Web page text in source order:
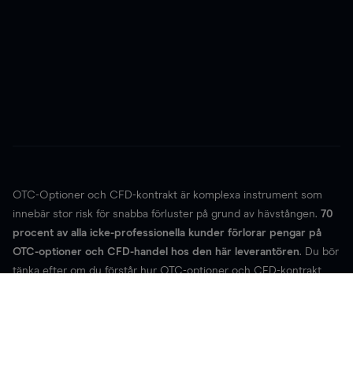
OTC-Optioner och CFD-kontrakt är komplexa instrument som
innebär stor risk för snabba förluster på grund av hävstången. 70
procent av alla icke-professionella kunder förlorar pengar på
OTC-optioner och CFD-handel hos den här leverantören. Du bör
tänka efter om du förstår hur OTC-optioner och CFD-kontrakt